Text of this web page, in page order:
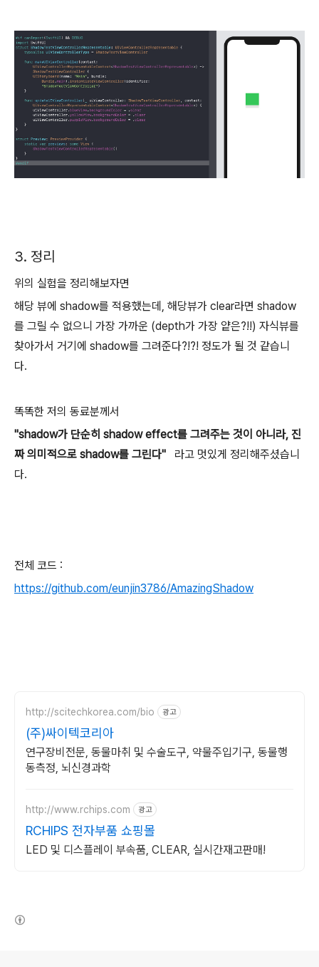
3. 정리
위의 실험을 정리해보자면
해당 뷰에 shadow를 적용했는데, 해당뷰가 clear라면 shadow
를 그릴 수 없으니 가장 가까운 (depth가 가장 얕은?!!) 자식뷰를
찾아가서 거기에 shadow를 그려준다?!?! 정도가 될 것 같습니
다.
똑똑한 저의 동료분께서
"shadow가 단순히 shadow effect를 그려주는 것이 아니라, 진
짜 의미적으로 shadow를 그린다"
라고 멋있게 정리해주셨습니
다.
전체 코드 :
https://github.com/eunjin3786/AmazingShadow
http://scitechkorea.com/bio 광고
(주)싸이텍코리아
연구장비전문, 동물마취 및 수술도구, 약물주입기구, 동물행
동측정, 뇌신경과학
http://www.rchips.com 광고
RCHIPS 전자부품 쇼핑몰
LED 및 디스플레이 부속품, CLEAR, 실시간재고판매!